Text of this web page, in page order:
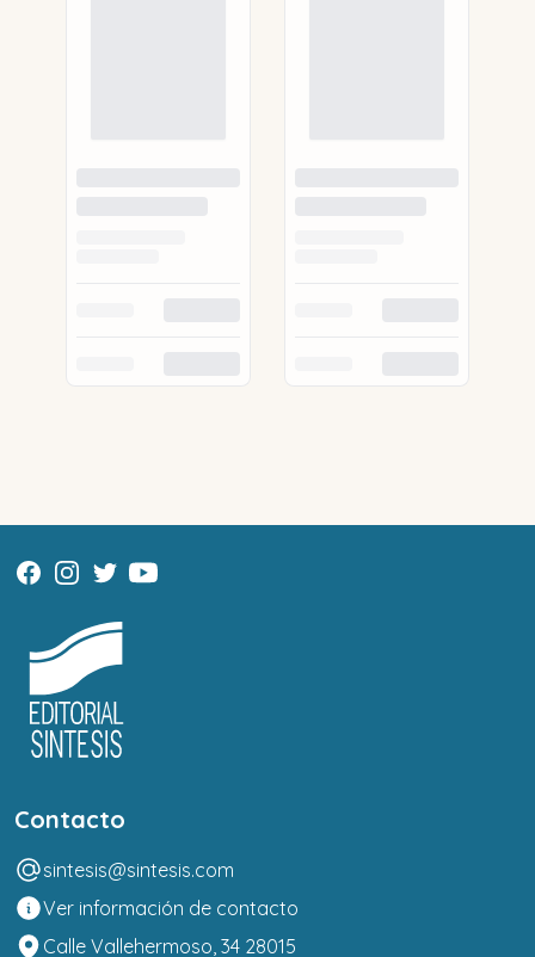
Contacto
sintesis@sintesis.com
Ver información de contacto
Calle Vallehermoso, 34 28015